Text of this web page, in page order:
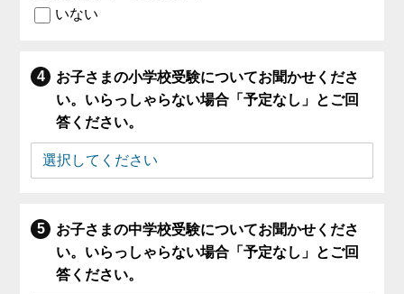
いない
お子さまの小学校受験についてお聞かせくださ
い。いらっしゃらない場合「予定なし」とご回
答ください。
お子さまの中学校受験についてお聞かせくださ
い。いらっしゃらない場合「予定なし」とご回
答ください。